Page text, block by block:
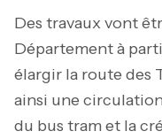
Des travaux vont
Département à
élargir la route des
ainsi une
du bus tram et la